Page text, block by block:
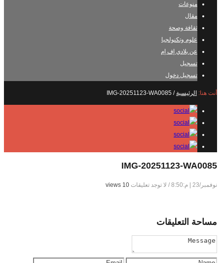
منوعات
مقال
ثقافة وصحة
علوم وتكنولجيا
عن بلادي إف إم
تسجيل
تسجيل دخول
أنت هنا: الرئيسية /
IMG-20251123-WA0085
IMG-20251123-WA0085
نوفمبر/23 | م:8:50 / لا توجد تعليقات 10 views
مساحة التعليقات